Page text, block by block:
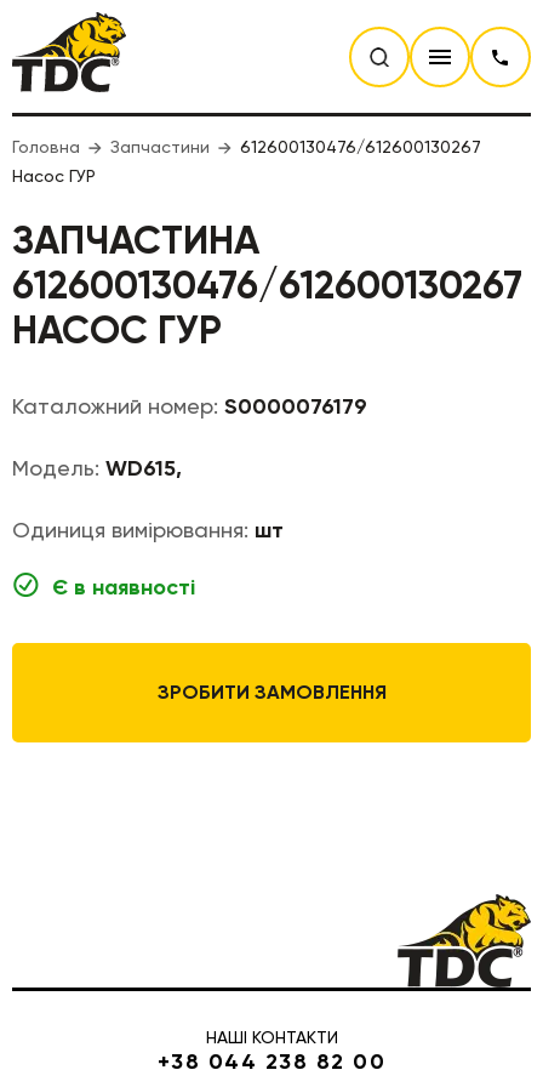
Головна Запчастини
612600130476/612600130267
Насос ГУР
ЗАПЧАСТИНА
612600130476/612600130267
НАСОС ГУР
Каталожний номер: S0000076179
Модель: WD615,
Одиниця вимірювання: шт
Є в наявності
ЗРОБИТИ ЗАМОВЛЕННЯ
НАШІ КОНТАКТИ
+38 044 238 82 00